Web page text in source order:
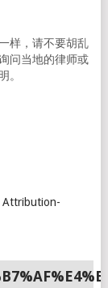
样，请不要胡乱
问当地的律师或
。
Attribution-